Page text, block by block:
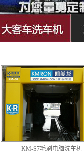
KM-S7毛刷电脑洗车机